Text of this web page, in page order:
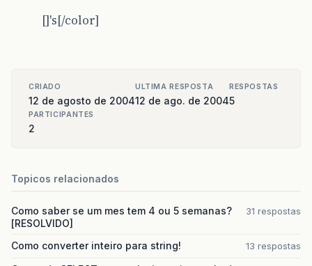
[]'s[/color]
CRIADO
12 de agosto de 2004
ULTIMA RESPOSTA
12 de ago. de 2004
RESPOSTAS
5
PARTICIPANTES
2
Topicos relacionados
Como saber se um mes tem 4 ou 5 semanas?
[RESOLVIDO]
31 respostas
Como converter inteiro para string! 13 respostas